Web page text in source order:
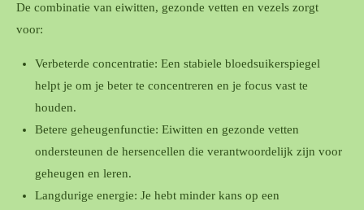
De combinatie van eiwitten, gezonde vetten en vezels zorgt
voor:
Verbeterde concentratie: Een stabiele bloedsuikerspiegel
helpt je om je beter te concentreren en je focus vast te
houden.
Betere geheugenfunctie: Eiwitten en gezonde vetten
ondersteunen de hersencellen die verantwoordelijk zijn voor
geheugen en leren.
Langdurige energie: Je hebt minder kans op een